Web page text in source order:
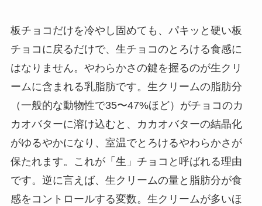
板チョコだけを冷やし固めても、パキッと硬い板
チョコに戻るだけで、生チョコのとろける食感に
はなりません。やわらかさの鍵を握るのが生クリ
ームに含まれる乳脂肪です。生クリームの脂肪分
（一般的な動物性で35〜47%ほど）がチョコのカ
カオバターに溶け込むと、カカオバターの結晶化
がゆるやかになり、室温でとろけるやわらかさが
保たれます。これが「生」チョコと呼ばれる理由
です。逆に言えば、生クリームの量と脂肪分が食
感をコントロールする変数。生クリームが多いほ